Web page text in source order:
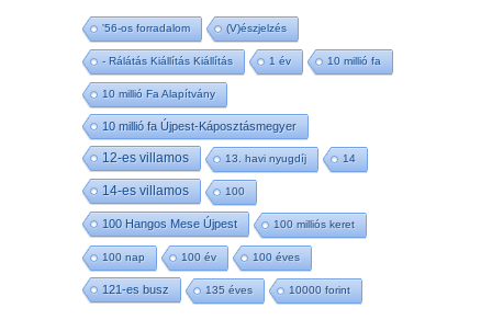
'56-os forradalom (V)észjelzés
- Rálátás Kiállítás Kiállítás 1 év 10 millió fa
10 millió Fa Alapítvány
10 millió fa Újpest-Káposztásmegyer
12-es villamos 13. havi nyugdíj 14
14-es villamos 100
100 Hangos Mese Újpest 100 milliós keret
100 nap 100 év 100 éves
121-es busz 135 éves 10000 forint